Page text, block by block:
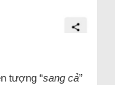
tượng “sang cả”